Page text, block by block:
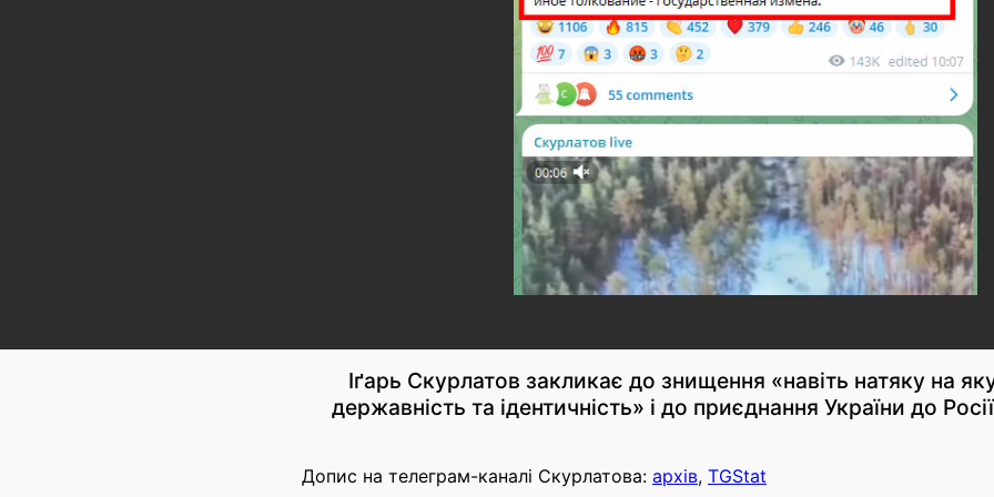
Іґарь Скурлатов закликає до знищення «навіть натяку на
державність та ідентичність» і до приєднання України до
Допис на телеграм-каналі Скурлатова: архів, TGStat